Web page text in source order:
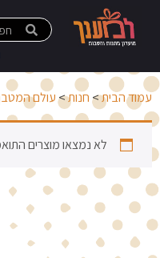
עמוד הבית>חנות>עולם
לא נמצאו מוצרים